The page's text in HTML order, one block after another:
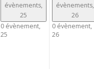
évènements,
25
0 évènement,
25
évènements,
26
0 évènement,
26